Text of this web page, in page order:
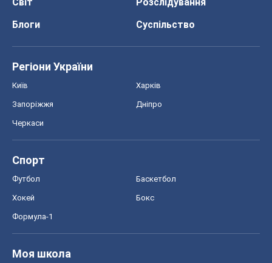
Блоги
Суспільство
Регіони України
Київ Харків
Запоріжжя Дніпро
Черкаси
Спорт
Футбол Баскетбол
Хокей Бокс
Формула-1
Моя школа